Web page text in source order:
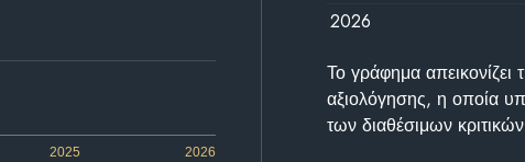
2025 2026
2026
Το γράφημα απεικονίζει
αξιολόγησης, η οποία
των διαθέσιμων